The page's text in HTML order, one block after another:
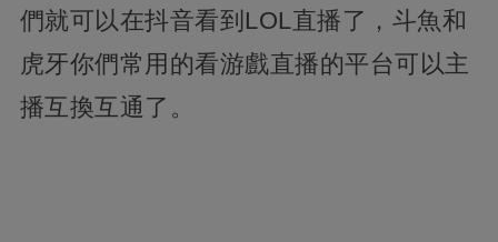
們就可以在抖音看到LOL直播了，斗魚和
虎牙你們常用的看游戲直播的平台可以主
播互換互通了。